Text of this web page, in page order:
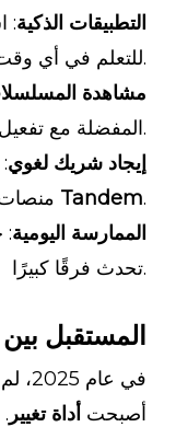
التطبيقات الذكية:
للتعلم في أي وقت.
مشاهدة
المفضلة مع تفعيل الترجمة.
إيجاد شريك لغوي
Tandem.
الممارسة اليومية:
تحدث فرقًا كبيرًا.
المستقبل
في
أصبحت أداة تغيير